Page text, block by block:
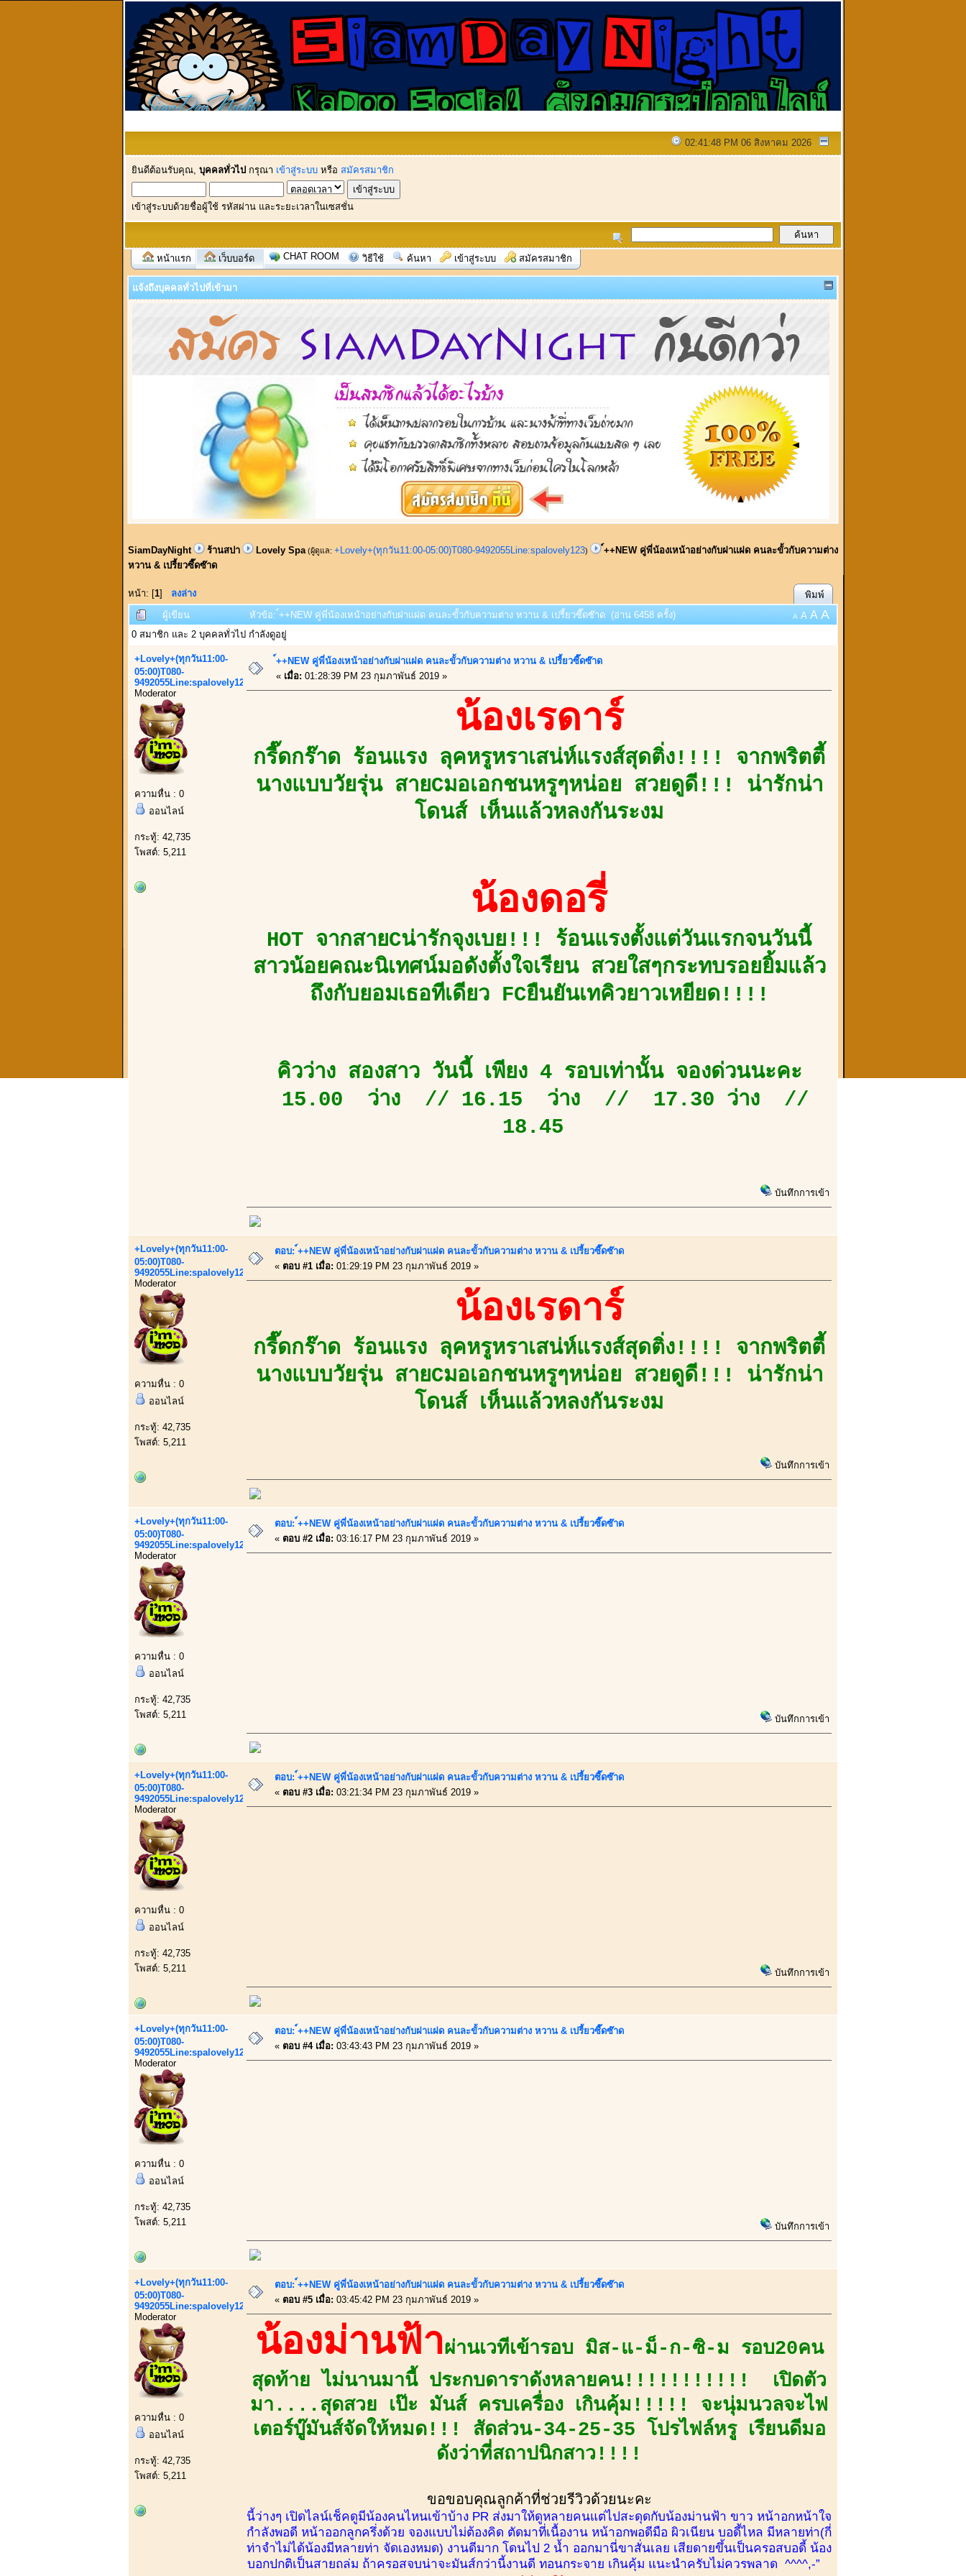
02:41:48 PM 06 สิงหาคม 2026
ยินดีต้อนรับคุณ, บุคคลทั่วไป กรุณา เข้าสู่ระบบ หรือ สมัครสมาชิก
เข้าสู่ระบบด้วยชื่อผู้ใช้ รหัสผ่าน และระยะเวลาในเซสชั่น
หน้าแรก เว็บบอร์ด CHAT ROOM วิธีใช้ ค้นหา เข้าสู่ระบบ สมัครสมาชิก
แจ้งถึงบุคคลทั่วไปที่เข้ามา
SiamDayNight ร้านสปา Lovely Spa (ผู้ดูแล: +Lovely+(ทุกวัน11:00-05:00)T080-9492055Line:spalovely123)
์++NEW คู่พี่น้องเหน้าอย่างกับฝาเเฝด คนละขั้วกับความต่าง
หวาน & เปรี้ยวซี๊ดซ๊าด
หน้า: [1] ลงล่าง
พิมพ์
ผู้เขียน
หัวข้อ: ์++NEW คู่พี่น้องเหน้าอย่างกับฝาเเฝด คนละขั้วกับความต่าง หวาน & เปรี้ยวซี๊ดซ๊าด (อ่าน 6458 ครั้ง) A A A A
0 สมาชิก และ 2 บุคคลทั่วไป กำลังดูอยู่
+Lovely+(ทุกวัน11:00-
05:00)T080-
9492055Line:spalovely123
Moderator
ความหื่น : 0
ออนไลน์
กระทู้: 42,735
โพสต์: 5,211
์++NEW คู่พี่น้องเหน้าอย่างกับฝาเเฝด คนละขั้วกับความต่าง หวาน & เปรี้ยวซี๊ดซ๊าด
« เมื่อ: 01:28:39 PM 23 กุมภาพันธ์ 2019 »
น้องเรดาร์
กรี๊ดกร๊าด ร้อนแรง ลุคหรูหราเสน่ห์แรงส์สุดติ่ง!!!! จากพริตตี้
นางแบบวัยรุ่น สายCมอเอกชนหรูๆหน่อย สวยดูดี!!! น่ารักน่า
โดนส์ เห็นแล้วหลงกันระงม
น้องดอรี่
HOT จากสายCน่ารักจุงเบย!!! ร้อนแรงตั้งแต่วันแรกจนวันนี้
สาวน้อยคณะนิเทศน์มอดังตั้งใจเรียน สวยใสๆกระทบรอยยิ้มแล้ว
ถึงกับยอมเธอทีเดียว FCยืนยันเทคิวยาวเหยียด!!!!
คิวว่าง สองสาว วันนี้ เพียง 4 รอบเท่านั้น จองด่วนนะคะ
15.00 ว่าง // 16.15 ว่าง // 17.30 ว่าง //
18.45
บันทึกการเข้า
+Lovely+(ทุกวัน11:00-
05:00)T080-
9492055Line:spalovely123
Moderator
ความหื่น : 0
ออนไลน์
กระทู้: 42,735
โพสต์: 5,211
ตอบ: ์++NEW คู่พี่น้องเหน้าอย่างกับฝาเเฝด คนละขั้วกับความต่าง หวาน & เปรี้ยวซี๊ดซ๊าด
« ตอบ #1 เมื่อ: 01:29:19 PM 23 กุมภาพันธ์ 2019 »
น้องเรดาร์
กรี๊ดกร๊าด ร้อนแรง ลุคหรูหราเสน่ห์แรงส์สุดติ่ง!!!! จากพริตตี้
นางแบบวัยรุ่น สายCมอเอกชนหรูๆหน่อย สวยดูดี!!! น่ารักน่า
โดนส์ เห็นแล้วหลงกันระงม
บันทึกการเข้า
+Lovely+(ทุกวัน11:00-
05:00)T080-
9492055Line:spalovely123
Moderator
ความหื่น : 0
ออนไลน์
กระทู้: 42,735
โพสต์: 5,211
ตอบ: ์++NEW คู่พี่น้องเหน้าอย่างกับฝาเเฝด คนละขั้วกับความต่าง หวาน & เปรี้ยวซี๊ดซ๊าด
« ตอบ #2 เมื่อ: 03:16:17 PM 23 กุมภาพันธ์ 2019 »
บันทึกการเข้า
+Lovely+(ทุกวัน11:00-
05:00)T080-
9492055Line:spalovely123
Moderator
ความหื่น : 0
ออนไลน์
กระทู้: 42,735
โพสต์: 5,211
ตอบ: ์++NEW คู่พี่น้องเหน้าอย่างกับฝาเเฝด คนละขั้วกับความต่าง หวาน & เปรี้ยวซี๊ดซ๊าด
« ตอบ #3 เมื่อ: 03:21:34 PM 23 กุมภาพันธ์ 2019 »
บันทึกการเข้า
+Lovely+(ทุกวัน11:00-
05:00)T080-
9492055Line:spalovely123
Moderator
ความหื่น : 0
ออนไลน์
กระทู้: 42,735
โพสต์: 5,211
ตอบ: ์++NEW คู่พี่น้องเหน้าอย่างกับฝาเเฝด คนละขั้วกับความต่าง หวาน & เปรี้ยวซี๊ดซ๊าด
« ตอบ #4 เมื่อ: 03:43:43 PM 23 กุมภาพันธ์ 2019 »
บันทึกการเข้า
+Lovely+(ทุกวัน11:00-
05:00)T080-
9492055Line:spalovely123
Moderator
ความหื่น : 0
ออนไลน์
กระทู้: 42,735
โพสต์: 5,211
ตอบ: ์++NEW คู่พี่น้องเหน้าอย่างกับฝาเเฝด คนละขั้วกับความต่าง หวาน & เปรี้ยวซี๊ดซ๊าด
« ตอบ #5 เมื่อ: 03:45:42 PM 23 กุมภาพันธ์ 2019 »
น้องม่านฟ้าผ่านเวทีเข้ารอบ มิส-แ-ม็-ก-ซิ-ม รอบ20คน
สุดท้าย ไม่นานมานี้ ประกบดาราดังหลายคน!!!!!!!!!!! เปิดตัว
มา....สุดสวย เป๊ะ มันส์ ครบเครื่อง เกินคุ้ม!!!!! จะนุ่มนวลจะไฟ
เตอร์บู๊มันส์จัดให้หมด!!! สัดส่วน-34-25-35 โปรไฟล์หรู เรียนดีมอ
ดังว่าที่สถาปนิกสาว!!!!
ขอขอบคุณลูกค้าที่ช่วยรีวิวด้วยนะคะ
นี้ว่างๆ เปิดไลน์เช็คดูมีน้องคนไหนเข้าบ้าง PR ส่งมาให้ดูหลายคนแต่ไปสะดุดกับน้องม่านฟ้า ขาว หน้าอกหน้าใจ
กำลังพอดี หน้าออกลูกครึ่งด้วย จองแบบไม่ต้องคิด ตัดมาที่เนื้องาน หน้าอกพอดีมือ ผิวเนียน บอดี้ไหล มีหลายท่า(กี่
ท่าจำไม่ได้น้องมีหลายท่า จัดเองหมด) งานดีมาก โดนไป 2 น้ำ ออกมานี่ขาสั่นเลย เสียดายขึ้นเป็นครอสบอดี้ น้อง
บอกปกติเป็นสายถล่ม ถ้าครอสจบน่าจะมันส์กว่านี้งานดี ทอนกระจาย เกินคุ้ม แนะนำครับไม่ควรพลาด ^^^^,-”